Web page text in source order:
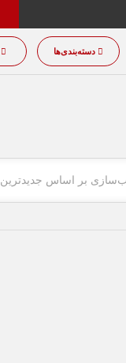
دسته‌بندی‌ها
بر اساس جدیدترین